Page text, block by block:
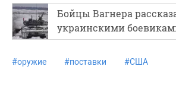
Бойцы Вагнера
украинскими
#оружие #поставки #США